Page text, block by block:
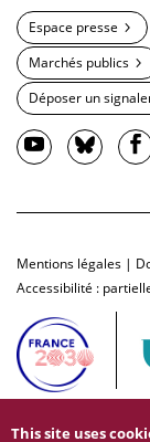
Espace presse
Marchés publics
Déposer un
Mentions légales |
Accessibilité :
This site uses